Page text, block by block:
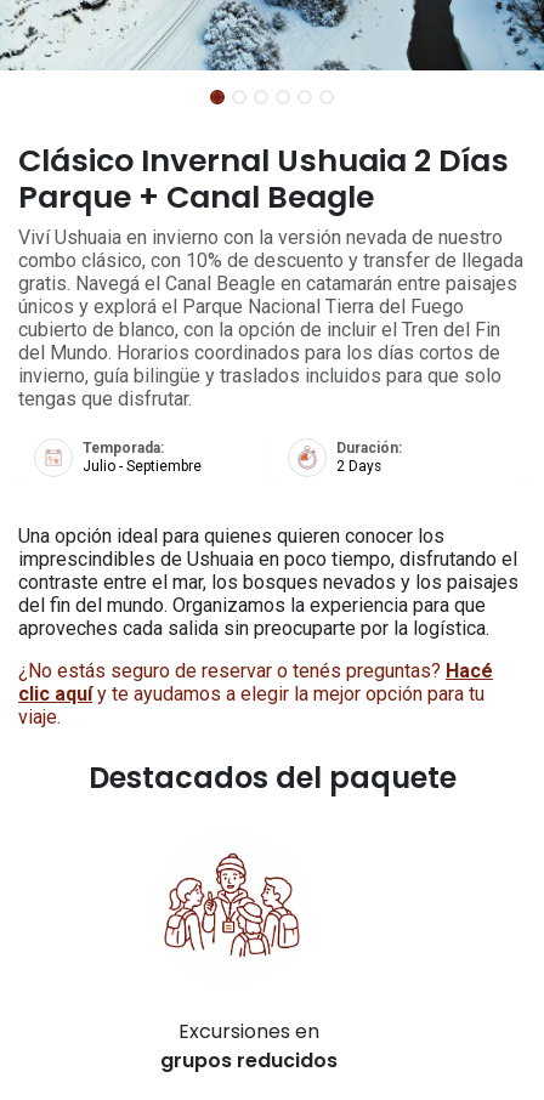
Clásico Invernal Ushuaia 2 Días
Parque + Canal Beagle
Viví Ushuaia en invierno con la versión nevada de nuestro
combo clásico, con 10% de descuento y transfer de llegada
gratis. Navegá el Canal Beagle en catamarán entre paisajes
únicos y explorá el Parque Nacional Tierra del Fuego
cubierto de blanco, con la opción de incluir el Tren del Fin
del Mundo. Horarios coordinados para los días cortos de
invierno, guía bilingüe y traslados incluidos para que solo
tengas que disfrutar.
Temporada:
Julio - Septiembre
Duración:
2 Days
Una opción ideal para quienes quieren conocer los
imprescindibles de Ushuaia en poco tiempo, disfrutando el
contraste entre el mar, los bosques nevados y los paisajes
del fin del mundo. Organizamos la experiencia para que
aproveches cada salida sin preocuparte por la logística.
¿No estás seguro de reservar o tenés preguntas? Hacé
clic aquí y te ayudamos a elegir la mejor opción para tu
viaje.
Destacados del paquete
Excursiones en
grupos reducidos